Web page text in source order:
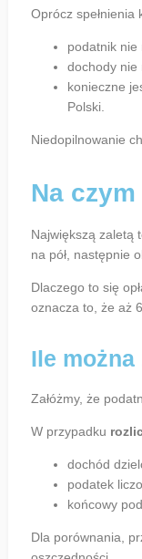
Oprócz
podatnik nie
dochody nie
konieczne
Polski.
Niedopilnowanie
Na
Największą zaletą
na pół, następnie
Dlaczego to się
oznacza to, że aż
Ile
Załóżmy, że
W przypadku
dochód
podatek
końcowy
Dla porównania,